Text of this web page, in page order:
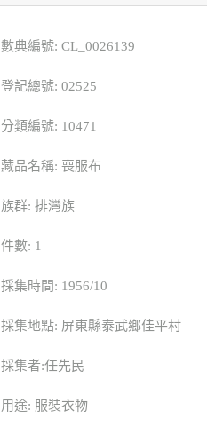
數典編號: CL_0026139
登記總號: 02525
分類編號: 10471
藏品名稱: 喪服布
族群: 排灣族
件數: 1
採集時間: 1956/10
採集地點: 屏東縣泰武鄉佳平村
採集者:任先民
用途: 服裝衣物